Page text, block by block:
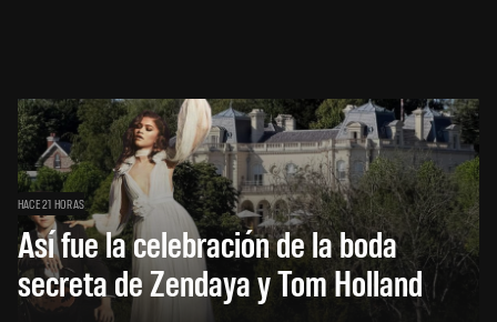
HACE 21 HORAS
Así fue la celebración de la boda
secreta de Zendaya y Tom Holland